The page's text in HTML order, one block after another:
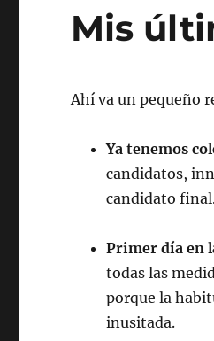
Mis
Ahí va un pequeño
Ya tenemos
candidatos,
candidato
Primer día en
todas las
porque la
inusitada.